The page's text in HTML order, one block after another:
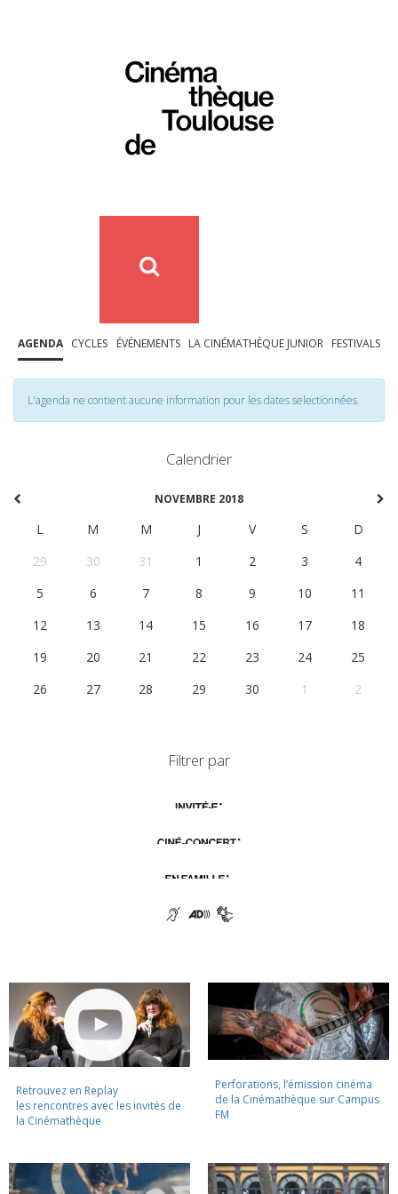
AGENDA CYCLES ÉVÉNEMENTS LA CINÉMATHÈQUE JUNIOR FESTIVALS
L'agenda ne contient aucune information pour les dates selectionnées
Calendrier
NOVEMBRE 2018
L M M J V S
D
29
30 31 1 2 3
4
5
6 7 8 9 10
11
12
13 14 15 16 17
18
19
20 21 22 23 24
25
26
27 28 29 30 1 2
Filtrer par
Retrouvez en Replay
les rencontres avec les invités de
la Cinémathèque
Perforations, l’émission cinéma
de la Cinémathèque sur Campus
FM